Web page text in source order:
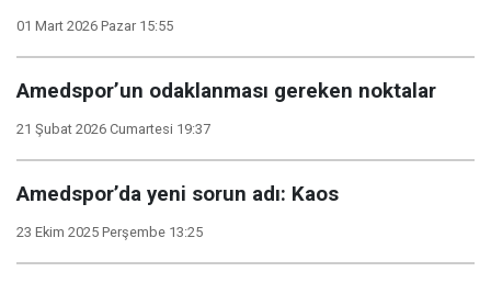
01 Mart 2026 Pazar 15:55
Amedspor’un odaklanması gereken noktalar
21 Şubat 2026 Cumartesi 19:37
Amedspor’da yeni sorun adı: Kaos
23 Ekim 2025 Perşembe 13:25